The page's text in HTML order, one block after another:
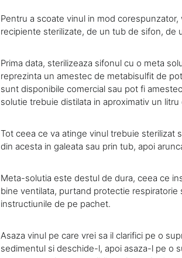
Pentru a scoate vinul in mod
recipiente sterilizate, de un tub de sifon, de
Prima data, sterilizeaza sifonul cu o meta
reprezinta un amestec de metabisulfit de
sunt disponibile comercial sau pot fi
solutie trebuie distilata in aproximativ un litru
Tot ceea ce va atinge vinul trebuie sterilizat
din acesta in galeata sau prin tub, apoi
Meta-solutia este destul de dura, ceea ce
bine ventilata, purtand protectie respiratorie
instructiunile de pe pachet.
Asaza vinul pe care vrei sa il clarifici pe o
sedimentul si deschide-l, apoi asaza-l pe o